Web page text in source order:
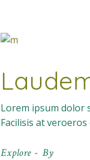
Lorem ipsum dolor
Facilisis at
Explore
By